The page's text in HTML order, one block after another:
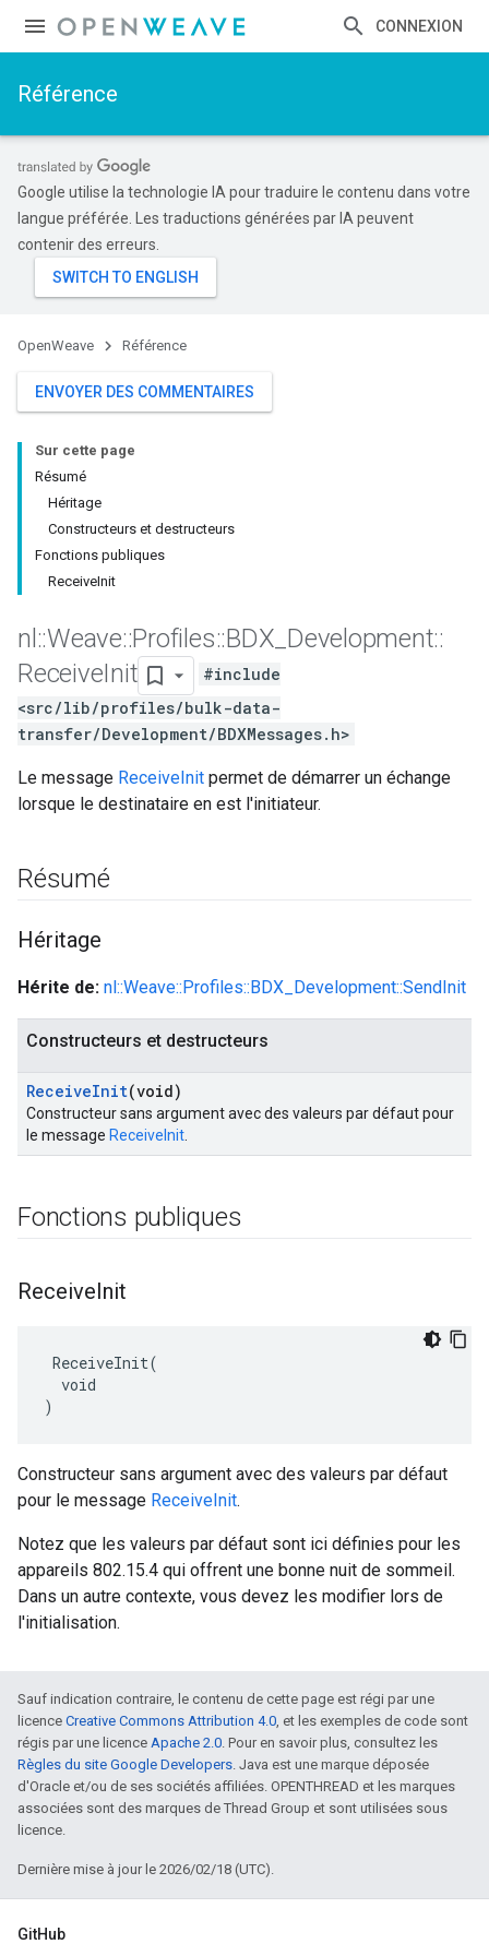
CONNEXION
Référence
Google utilise la technologie IA pour traduire le contenu dans votre
langue préférée. Les traductions générées par IA peuvent
contenir des erreurs.
OpenWeave Référence
ENVOYER DES COMMENTAIRES
Sur cette page
Résumé
Héritage
Constructeurs et destructeurs
Fonctions publiques
ReceiveInit
nl ::Weave::Profiles::BDX Development::
ReceiveInit
#include
<src/lib/profiles/bulk-data-
transfer/Development/BDXMessages.h>
Le message ReceiveInit permet de démarrer un échange
lorsque le destinataire en est l'initiateur.
Résumé
Héritage
Hérite de: nl::Weave::Profiles::BDX_Development::SendInit
Constructeurs et destructeurs
ReceiveInit(void)
Constructeur sans argument avec des valeurs par défaut pour
le message ReceiveInit
Fonctions publiques
ReceiveInit
ReceiveInit(
  void
)
Constructeur sans argument avec des valeurs par défaut
pour le message ReceiveInit.
Notez que les valeurs par défaut sont ici définies pour les
appareils 802.15.4 qui offrent une bonne nuit de sommeil.
Dans un autre contexte, vous devez les modifier lors de
l'initialisation.
Sauf indication contraire, le contenu de cette page est régi par une
licence Creative Commons Attribution 4.0, et les exemples de code sont
régis par une licence Apache 2.0. Pour en savoir plus, consultez les
Règles du site Google Developers. Java est une marque déposée
d'Oracle et/ou de ses sociétés affiliées. OPENTHREAD et les marques
associées sont des marques de Thread Group et sont utilisées sous
licence.
Dernière mise à jour le 2026/02/18 (UTC).
GitHub